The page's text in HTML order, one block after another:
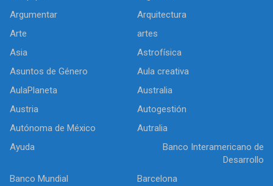
Argumentar
Arquitectura
Arte
artes
Asia
Astrofísica
Asuntos de Género
Aula creativa
AulaPlaneta
Australia
Austria
Autogestión
Autónoma de México
Autralia
Ayuda
Banco Interamericano de
Desarrollo
Banco Mundial
Barcelona